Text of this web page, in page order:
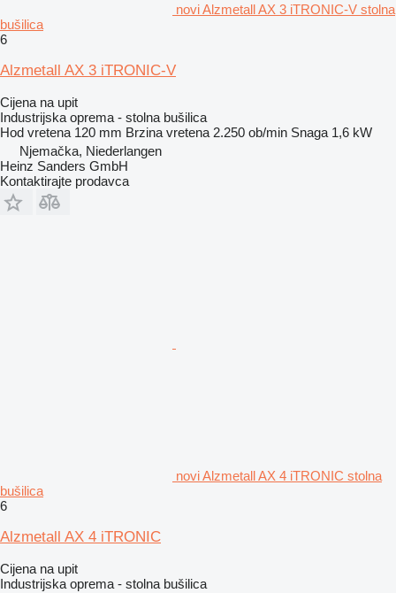
novi Alzmetall AX 3 iTRONIC-V stolna
bušilica
6
Alzmetall AX 3 iTRONIC-V
Cijena na upit
Industrijska oprema - stolna bušilica
Hod vretena 120 mm Brzina vretena 2.250 ob/min Snaga 1,6 kW
Njemačka, Niederlangen
Heinz Sanders GmbH
Kontaktirajte prodavca
novi Alzmetall AX 4 iTRONIC stolna
bušilica
6
Alzmetall AX 4 iTRONIC
Cijena na upit
Industrijska oprema - stolna bušilica